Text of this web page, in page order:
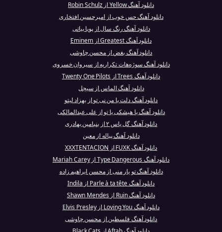
دانلود آهنگ Yellow از Robin Schulz
دانلود آهنگ حس خوب از امیرحسین افتخاری
دانلود آهنگ رنگ سال از پویا بیاتی
دانلود آهنگ Greatest از Eminem
دانلود آهنگ بغض از محسن چاوشی
دانلود آهنگ سوژه‌هات تکراریه از سیروان خسروی
دانلود آهنگ Trees از Twenty One Pilots
دانلود آهنگ الماس از سیجل
دانلود آهنگ دلت با من نی تو از بهزاد لیتو
دانلود آهنگ یا هیشکی یا تو از علی عبدالمالکی
دانلود آهنگ گل یاس ۲ از بنیامین بهادری
دانلود آهنگ پیاله از معین
دانلود آهنگ FUXK از XXXTENTACION
دانلود آهنگ Type Dangerous از Mariah Carey
دانلود آهنگ تو یار منی از محسن ابراهیم زاده
دانلود آهنگ Parle à ta tête از Indila
دانلود آهنگ Ruin از Shawn Mendes
دانلود آهنگ Loving You از Elvis Presley
دانلود آهنگ فلسطین از محسن چاوشی